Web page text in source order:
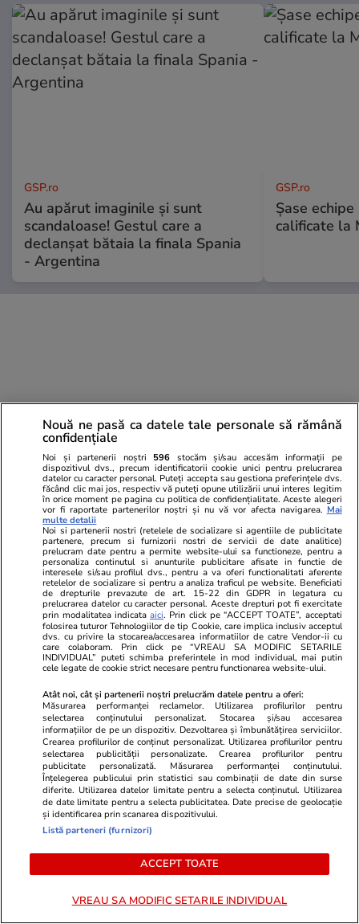
GSP.ro
Au apărut imaginile și sunt
scandaloase! Gestul care a
declanșat bătaia la finala Spania
- Argentina
GSP.ro
Șase
calificate la
PARTENERI
Mediafax.ro
Revoltă în jurul lui Bolojan:
contestatarii lansează un manifest
împotriva „neoprogresismului”
StirileKanalD.ro
Nouă ne pasă ca datele tale personale să rămână
confidențiale
Noi și partenerii noștri 596 stocăm și/sau accesăm informații pe
dispozitivul dvs., precum identificatorii cookie unici pentru prelucrarea
datelor cu caracter personal. Puteți accepta sau gestiona preferințele dvs.
făcând clic mai jos, respectiv vă puteți opune utilizării unui interes legitim
în orice moment pe pagina cu politica de confidențialitate. Aceste alegeri
vor fi raportate partenerilor noștri și nu vă vor afecta navigarea. Mai
multe detalii
Noi si partenerii nostri (retelele de socializare si agentiile de publicitate
partenere, precum si furnizorii nostri de servicii de date analitice)
prelucram date pentru a permite website-ului sa functioneze, pentru a
personaliza continutul si anunturile publicitare afisate in functie de
interesele si/sau profilul dvs., pentru a va oferi functionalitati aferente
retelelor de socializare si pentru a analiza traficul pe website. Beneficiati
de drepturile prevazute de art. 15-22 din GDPR in legatura cu
prelucrarea datelor cu caracter personal. Aceste drepturi pot fi exercitate
prin modalitatea indicataaici. Prin click pe “ACCEPT TOATE”, acceptati
folosirea tuturor Tehnologiilor de tip Cookie, care implica inclusiv acceptul
dvs. cu privire la stocarea/accesarea informatiilor de catre Vendor-ii cu
care colaboram. Prin click pe “VREAU SA MODIFIC SETARILE
INDIVIDUAL” puteti schimba preferintele in mod individual, mai putin
cele legate de cookie strict necesare pentru functionarea website-ului.
Atât noi, cât și partenerii noștri prelucrăm datele pentru a oferi:
Măsurarea performanței reclamelor. Utilizarea profilurilor pentru
selectarea conținutului personalizat. Stocarea și/sau accesarea
informațiilor de pe un dispozitiv. Dezvoltarea și îmbunătățirea serviciilor.
Crearea profilurilor de conținut personalizat. Utilizarea profilurilor pentru
selectarea publicității personalizate. Crearea profilurilor pentru
publicitate personalizată. Măsurarea performanței conținutului.
Înțelegerea publicului prin statistici sau combinații de date din surse
diferite. Utilizarea datelor limitate pentru a selecta conținutul. Utilizarea
de date limitate pentru a selecta publicitatea. Date precise de geolocație
și identificarea prin scanarea dispozitivului.
Listă parteneri (furnizori)
ACCEPT TOATE
VREAU SA MODIFIC SETARILE INDIVIDUAL